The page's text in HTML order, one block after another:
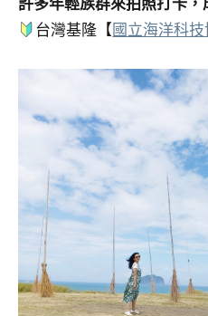
許多年輕族群來拍照打卡，
台灣基隆【 國立海洋科